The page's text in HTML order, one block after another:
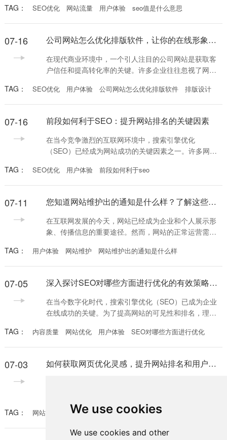
We use cookies
We use cookies and other
来说，SEO值是一种衡量你网站在搜索引擎中优化程度
的指标，它直接关系到你的网站在搜索结果中的排名情
有效。一般来说，SEO值不仅包括网站的内容质量，还
涉及到网站的技术结构、用户体验、外部链
TAG： SEO优化 网站流量 用户体验 seo值是什么意思
07-16 公司网站怎么优化排版软件，让你的在线形象更加出色
在现代商业环境中，一个引人注目的公司网站是获取客
户信任和提高转化率的关键。许多企业往往忽视了网站
优化对于提升用户体验、改善SEO排名以及增强品牌形
象至关重要。本文将深入探讨公司网站怎么优化排版软
件，以帮助你打造一个更加美观、易用的在线平台。 首
先，在开始优化公司网站的排版之前，我们需要明确排
版的基本原则。好的排版不仅仅是视觉上的美观，更是
信息传
TAG： SEO优化 用户体验 公司网站怎么优化排版软件 排版设计
07-16 前段如何利于SEO：提升网站排名的关键因素
在当今竞争激烈的互联网环境中，搜索引擎优化
（SEO）已经成为网站成功的关键因素之一。许多网站
的策略。其中，前段（即网页的顶部部分）如何利于
SEO这一话题引起了广泛关注。那么，如何通过优化网
页的前段，来提升网站的搜索引擎排名呢？本文将为您
揭开这一秘密。 首先，前段如何利于SEO，最直接的体
现就是它在搜索引擎抓取和索引中的重要性。网站的前
段通常包含
TAG： SEO优化 用户体验 前段如何利于seo
07-11 您知道网站维护出的通知是什么样？了解这些信息让网站运营更顺畅！
在互联网发展的今天，网站已经成为企业和个人展示形
象、传播信息的重要途径。然而，网站的正常运营需要
关重要。那么，网站维护出的通知是什么样的呢？本文
将为您详细解答，并提供一些实用的建议。 首先，网站
维护通知应该具备清晰的内容。通知的目的是让用户了
解网站的维护时间、可能影响的功能以及预计的恢复时
间。一般来说，网站维护出的通知是什么样的，应该包
含以下几
TAG： 用户体验 网站维护 网站维护出的通知是什么样
07-05 深入探讨SEO对哪些方面进行优化的有效策略与方法
在当今数字化时代，搜索引擎优化（SEO）已成为企业
在线成功的关键。为了提高网站的可见性和排名，理解
绍SEO的优化策略，包括关键词优化、网站结构、内容
质量、用户体验等多个方面。 首先，关键词优化是SEO
的核心。关键词是用户在搜索引擎中输入的词汇，选择
合适的关键词能够直接影响网站的访问量。通过关键字
TAG： 内容质量 网站优化 用户体验 SEO对哪些方面进行优化
07-03 如何获取网页优化灵感，提升网站排名和用户体验
擎排名。而获取网页优化灵感怎么做的，便是每个网站
管理员和设计师需要面对的关键问题。在本文中，我们
将探讨一些有效的方法，帮助您获得网页优化的灵感。
首先，研究您的竞争对手是获取网页优化灵感怎么做的
TAG： 网站优化 用户体验 网页优化灵感怎么做的